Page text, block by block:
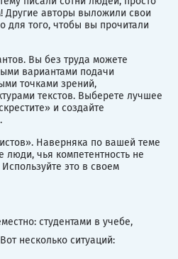
Другие авторы выложили свои
для того, чтобы вы прочитали
Вы без труда можете
вариантами подачи
точками зрений,
текстов. Выберете лучшее
и создайте
Наверняка по вашей теме
люди, чья компетентность не
это в своем
студентами в учебе,
несколько ситуаций: